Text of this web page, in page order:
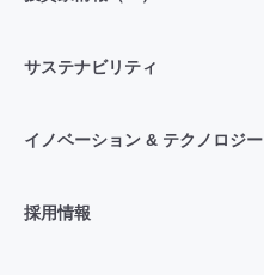
サステナビリティ
イノベーション & テクノロジー
採用情報